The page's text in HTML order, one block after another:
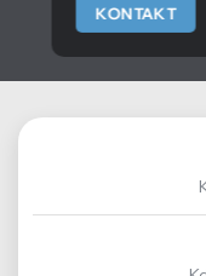
KONTAKT